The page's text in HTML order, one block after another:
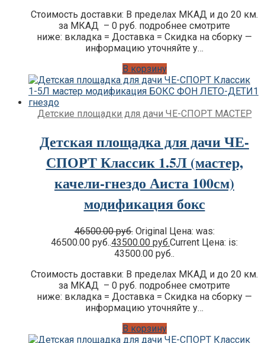
Стоимость доставки: В пределах МКАД и до 20 км.
за МКАД – 0 руб. подробнее смотрите
ниже: вкладка = Доставка = Скидка на сборку —
информацию уточняйте у…
В корзину
Детские площадки для дачи ЧЕ-СПОРТ МАСТЕР
Детская площадка для дачи ЧЕ-
СПОРТ Классик 1.5Л (мастер,
качели-гнездо Аиста 100см)
модификация бокс
46500.00руб. Original Цена: was:
46500.00 руб..43500.00 руб.Current Цена: is:
43500.00 руб..
Стоимость доставки: В пределах МКАД и до 20 км.
за МКАД – 0 руб. подробнее смотрите
ниже: вкладка = Доставка = Скидка на сборку —
информацию уточняйте у…
В корзину